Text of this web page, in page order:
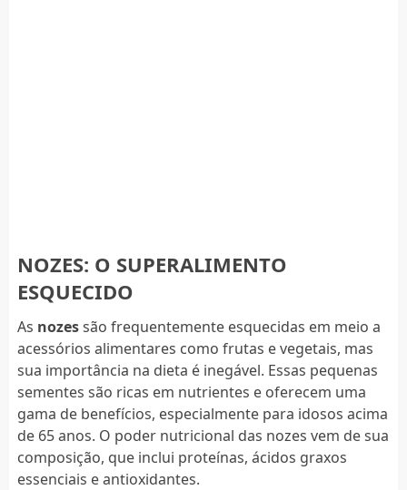
NOZES: O SUPERALIMENTO
ESQUECIDO
As nozessão frequentemente esquecidas em meio a
acessórios alimentares como frutas e vegetais, mas
sua importância na dieta é inegável. Essas pequenas
sementes são ricas em nutrientes e oferecem uma
gama de benefícios, especialmente para idosos acima
de 65 anos. O poder nutricional das nozes vem de sua
composição, que inclui proteínas, ácidos graxos
essenciais e antioxidantes.